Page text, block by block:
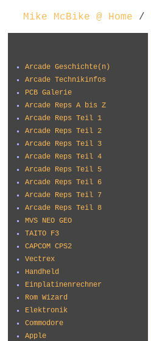
Mike McBike @ Home /
Arcade Geschichte(n)
Arcade Technikinfos
PCB Galerie
Arcade Reps A bis Z
Arcade Reps Teil 1
Arcade Reps Teil 2
Arcade Reps Teil 3
Arcade Reps Teil 4
Arcade Reps Teil 5
Arcade Reps Teil 6
Arcade Reps Teil 7
Arcade Reps Teil 8
MVS NEO GEO
TAITO F3
CAPCOM CPS2
Vectrex
Handheld
Einplatinenrechner
Rom Wizard
Elektronik
Commodore
Apple